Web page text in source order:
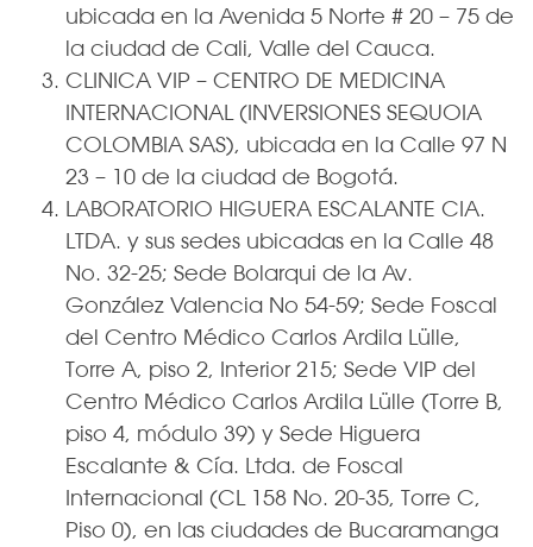
ubicada en la Avenida 5 Norte # 20 – 75 de
la ciudad de Cali, Valle del Cauca.
CLINICA VIP – CENTRO DE MEDICINA
INTERNACIONAL (INVERSIONES SEQUOIA
COLOMBIA SAS), ubicada en la Calle 97 N
23 – 10 de la ciudad de Bogotá.
LABORATORIO HIGUERA ESCALANTE CIA.
LTDA. y sus sedes ubicadas en la Calle 48
No. 32-25; Sede Bolarqui de la Av.
González Valencia No 54-59; Sede Foscal
del Centro Médico Carlos Ardila Lülle,
Torre A, piso 2, Interior 215; Sede VIP del
Centro Médico Carlos Ardila Lülle (Torre B,
piso 4, módulo 39) y Sede Higuera
Escalante & Cía. Ltda. de Foscal
Internacional (CL 158 No. 20-35, Torre C,
Piso 0), en las ciudades de Bucaramanga